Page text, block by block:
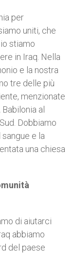
per
uniti, che
stiamo
in Iraq. Nella
e la nostra
tre delle più
menzionate
al
Dobbiamo
e la
una chiesa
di aiutarci
abbiamo
del paese